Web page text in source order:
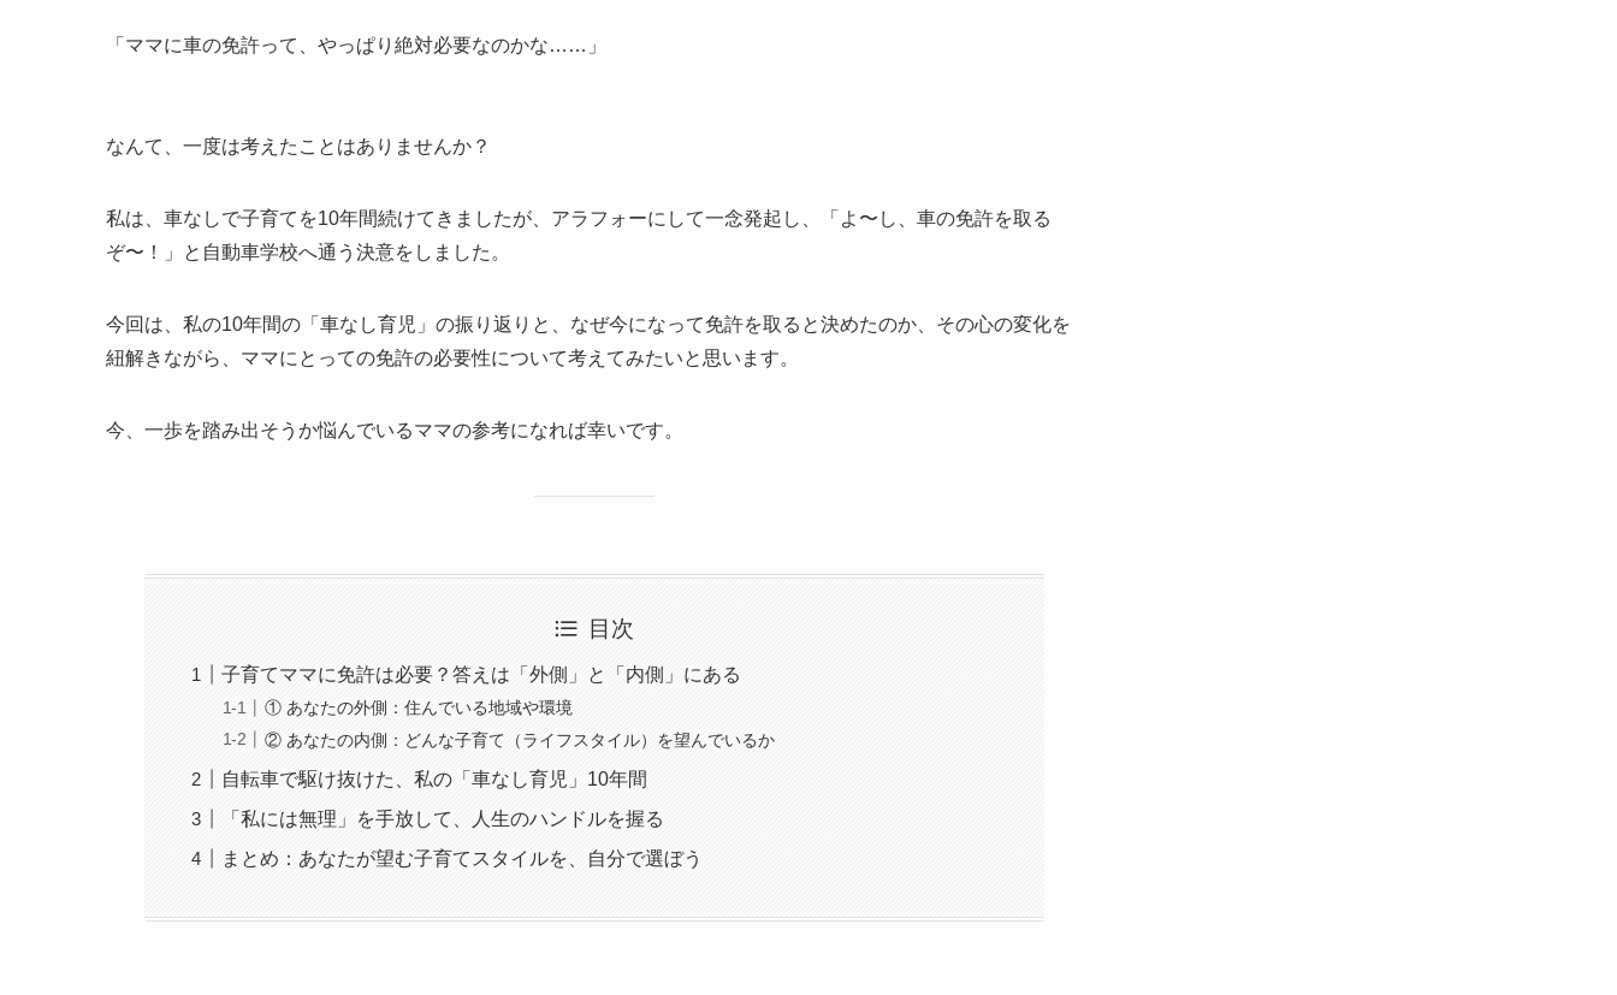
「ママに車の免許って、やっぱり絶対必要なのかな……」
なんて、一度は考えたことはありませんか？
私は、車なしで子育てを10年間続けてきましたが、アラフォーにして一念発起し、「よ〜し、車の免許を取る
ぞ〜！」と自動車学校へ通う決意をしました。
今回は、私の10年間の「車なし育児」の振り返りと、なぜ今になって免許を取ると決めたのか、その心の変化を
紐解きながら、ママにとっての免許の必要性について考えてみたいと思います。
今、一歩を踏み出そうか悩んでいるママの参考になれば幸いです。
目次
子育てママに免許は必要？答えは「外側」と「内側」にある
① あなたの外側：住んでいる地域や環境
② あなたの内側：どんな子育て（ライフスタイル）を望んでいるか
自転車で駆け抜けた、私の「車なし育児」10年間
「私には無理」を手放して、人生のハンドルを握る
まとめ：あなたが望む子育てスタイルを、自分で選ぼう